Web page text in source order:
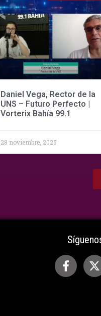
Daniel Vega, Rector de la
UNS – Futuro Perfecto |
Vorterix Bahía 99.1
28 noviembre, 2025